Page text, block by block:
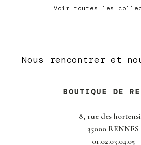
Voir toutes les
Nous rencontrer et
BOUTIQUE DE
8, rue des
35000 RENNES
01.02.03.04.05